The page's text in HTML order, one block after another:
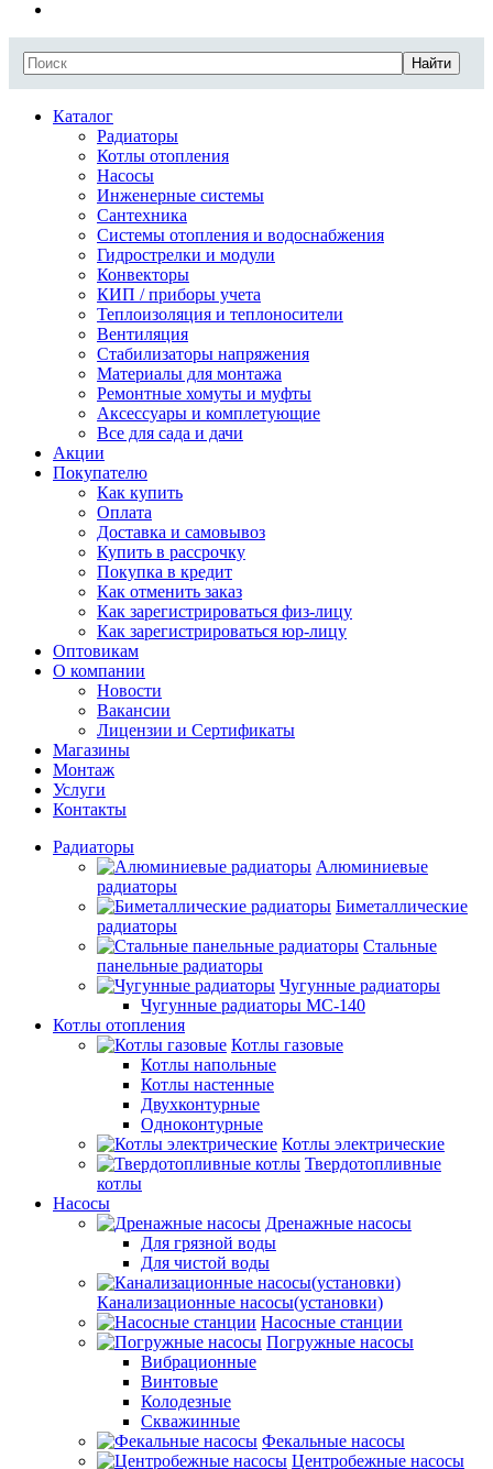
Найти
Каталог
Радиаторы
Котлы отопления
Насосы
Инженерные системы
Сантехника
Системы отопления и водоснабжения
Гидрострелки и модули
Конвекторы
КИП / приборы учета
Теплоизоляция и теплоносители
Вентиляция
Стабилизаторы напряжения
Материалы для монтажа
Ремонтные хомуты и муфты
Аксессуары и комплетующие
Все для сада и дачи
Акции
Покупателю
Как купить
Оплата
Доставка и самовывоз
Купить в рассрочку
Покупка в кредит
Как отменить заказ
Как зарегистрироваться физ-лицу
Как зарегистрироваться юр-лицу
Оптовикам
О компании
Новости
Вакансии
Лицензии и Сертификаты
Магазины
Монтаж
Услуги
Контакты
Радиаторы
Алюминиевые
радиаторы
Биметаллические
радиаторы
Стальные
панельные радиаторы
Чугунные радиаторы
Чугунные радиаторы МС-140
Котлы отопления
Котлы газовые
Котлы напольные
Котлы настенные
Двухконтурные
Одноконтурные
Котлы электрические
Твердотопливные
котлы
Насосы
Дренажные насосы
Для грязной воды
Для чистой воды
Канализационные насосы(установки)
Насосные станции
Погружные насосы
Вибрационные
Винтовые
Колодезные
Скважинные
Фекальные насосы
Центробежные насосы